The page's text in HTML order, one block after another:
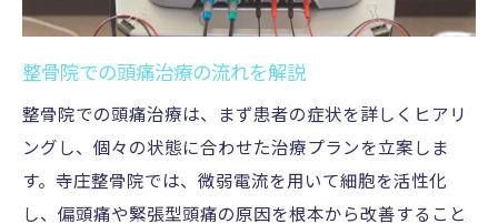
微弱電流治療の効果を整骨院で確認
セロトニン調整でストレスを減らす
筋緊張を緩和する効果的な整骨院施術
寺庄整骨院での頭痛治療の費用と効果
整骨院での頭痛治療の流れを解説
整骨院での頭痛治療は、まず患者の症状を詳しくヒアリ
ングし、個々の状態に合わせた治療プランを立案しま
す。寺庄整骨院では、微弱電流を用いて細胞を活性化
し、偏頭痛や緊張型頭痛の原因を根本から改善すること